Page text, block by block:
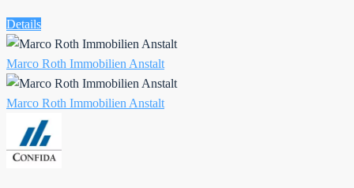
Details
Marco Roth Immobilien Anstalt
Marco Roth Immobilien Anstalt